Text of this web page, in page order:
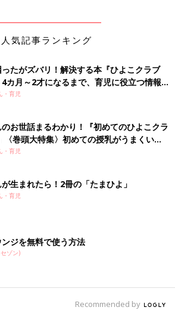
気記事ランキング
たがズバリ！解決する本『ひよこクラブ
月～2才になるまで、育児に役立つ情報が
！
・育児
お世話まるわかり！『初めてのひよこクラ
〈巻頭大特集〉初めての授乳がうまくい
ぱい・ミルクの基本と夏のトラブル 解決テ
・育児
生まれたら！2冊の「たまひよ」
・育児
ジを無料で使う方法
ゾン)
Recommended by